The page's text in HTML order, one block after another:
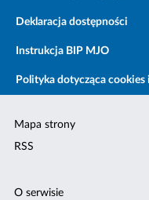
Deklaracja dostępności
Instrukcja BIP MJO
Polityka dotycząca
Mapa strony
RSS
O serwisie